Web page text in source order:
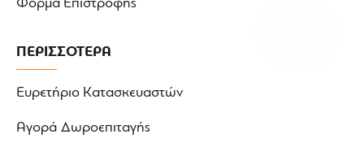
Φόρμα Επιστροφής
ΠΕΡΙΣΣΟΤΕΡΑ
Ευρετήριο Κατασκευαστών
Αγορά Δωροεπιταγής